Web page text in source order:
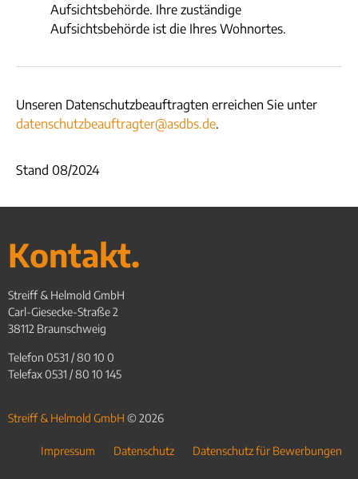
Aufsichtsbehörde. Ihre zuständige
Aufsichtsbehörde ist die Ihres Wohnortes.
Unseren Datenschutzbeauftragten erreichen Sie unter
datenschutzbeauftragter@asdbs.de.
Stand 08/2024
Kontakt.
Streiff & Helmold GmbH
Carl-Giesecke-Straße 2
38112 Braunschweig
Telefon 0531 / 80 10 0
Telefax 0531 / 80 10 145
Streiff & Helmold GmbH © 2026
Impressum Datenschutz Datenschutz für Bewerbungen